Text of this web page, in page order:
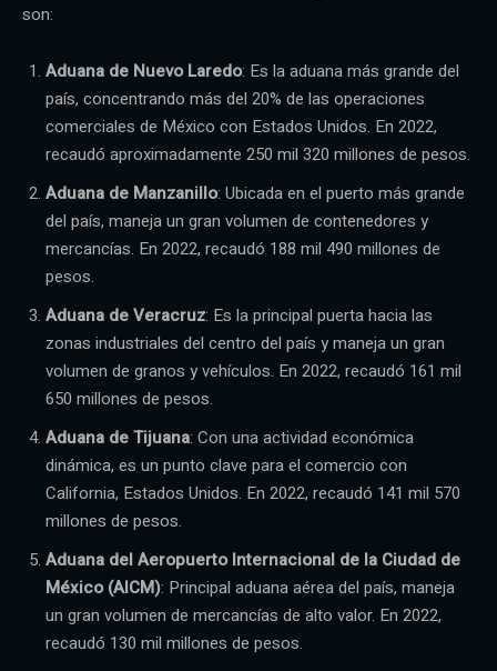
son:
Aduana de Nuevo Laredo: Es la aduana más grande del
país, concentrando más del 20% de las operaciones
comerciales de México con Estados Unidos. En 2022,
recaudó aproximadamente 250 mil 320 millones de pesos.
Aduana de Manzanillo: Ubicada en el puerto más grande
del país, maneja un gran volumen de contenedores y
mercancías. En 2022, recaudó 188 mil 490 millones de
pesos.
Aduana de Veracruz: Es la principal puerta hacia las
zonas industriales del centro del país y maneja un gran
volumen de granos y vehículos. En 2022, recaudó 161 mil
650 millones de pesos.
Aduana de Tijuana: Con una actividad económica
dinámica, es un punto clave para el comercio con
California, Estados Unidos. En 2022, recaudó 141 mil 570
millones de pesos.
Aduana del Aeropuerto Internacional de la Ciudad de
México (AICM): Principal aduana aérea del país, maneja
un gran volumen de mercancías de alto valor. En 2022,
recaudó 130 mil millones de pesos.